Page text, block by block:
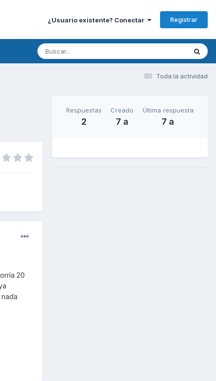
¿Usuario existente? Conectar Registrar
Toda la actividad
20
Respuestas
2
Creado
7 a
Última respuesta
7 a